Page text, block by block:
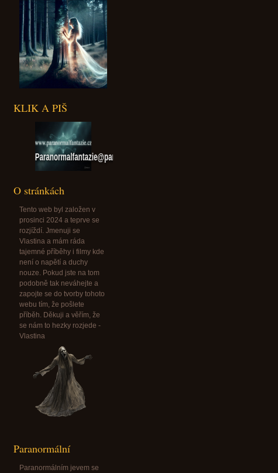
KLIK A PIŠ
Paranormalfantazie@paranormalfantazie.cz
O stránkách
Tento web byl založen v
prosinci 2024 a teprve se
rozjíždí. Jmenuji se
Vlastina a mám ráda
tajemné příběhy i filmy kde
není o napětí a duchy
nouze. Pokud jste na tom
podobně tak neváhejte a
zapojte se do tvorby tohoto
webu tím, že pošlete
příběh. Děkuji a věřím, že
se nám to hezky rozjede -
Vlastina
Paranormální
Paranormálním jevem se